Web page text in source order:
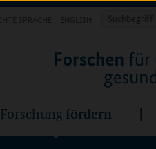
Suchbegriff
Forschung fördern
Forschung fördern